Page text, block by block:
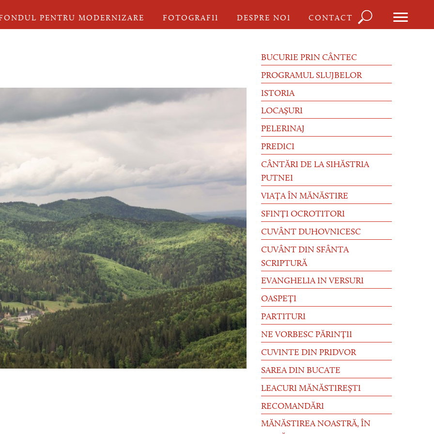
PENTRU MODERNIZARE FOTOGRAFII DESPRE NOI CONTACT
căutare
BUCURIE PRIN CÂNTEC
PROGRAMUL SLUJBELOR
ISTORIA
LOCAȘURI
PELERINAJ
PREDICI
CÂNTĂRI DE LA SIHĂSTRIA
PUTNEI
VIAȚA ÎN MĂNĂSTIRE
SFINȚI OCROTITORI
CUVÂNT DUHOVNICESC
CUVÂNT DIN SFÂNTA
SCRIPTURĂ
EVANGHELIA IN VERSURI
OASPEȚI
PARTITURI
NE VORBESC PĂRINȚII
CUVINTE DIN PRIDVOR
SAREA DIN BUCATE
LEACURI MĂNĂSTIREȘTI
RECOMANDĂRI
MĂNĂSTIREA NOASTRĂ, ÎN